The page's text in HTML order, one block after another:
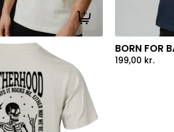
Tilføj til kurv
BORN FOR
199,00 kr.